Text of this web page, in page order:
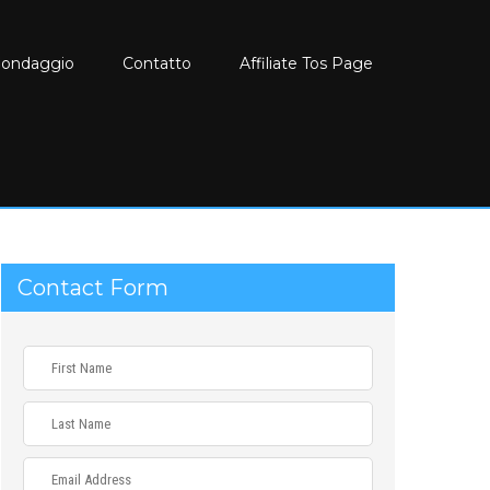
Contatto Affiliate Tos Page
Contact Form